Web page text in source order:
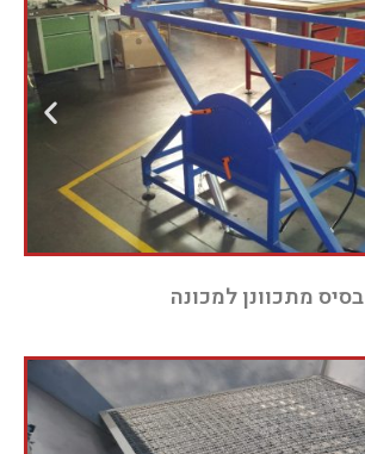
בסיס מתכוונן למכונה